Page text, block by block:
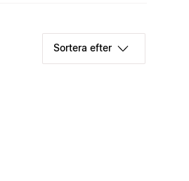
Sortera efter